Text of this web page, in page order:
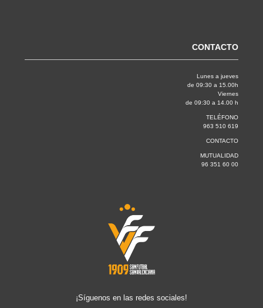
CONTACTO
Lunes a jueves
de 09:30 a 15.00h
Viernes
de 09:30 a 14.00 h
TELÉFONO
963 510 619
CONTACTO
MUTUALIDAD
96 351 60 00
¡Síguenos en las redes sociales!